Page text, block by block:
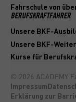
Fahrschule von
BERUFSKRAFTFAHRER
Unsere BKF-
Unsere BKF-
Kurse für
© 2026 ACADEMY
Impressum
Erklärung zur